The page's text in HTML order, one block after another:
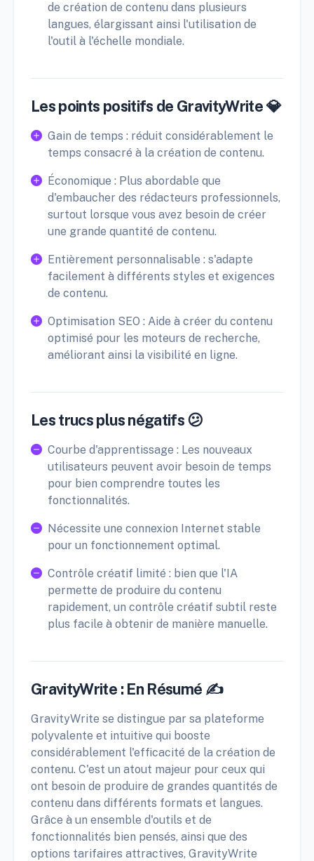
de création de contenu dans plusieurs
langues, élargissant ainsi l'utilisation de
l'outil à l'échelle mondiale.
Les points positifs de GravityWrite 💎
Gain de temps : réduit considérablement le
temps consacré à la création de contenu.
Économique : Plus abordable que
d'embaucher des rédacteurs professionnels,
surtout lorsque vous avez besoin de créer
une grande quantité de contenu.
Entièrement personnalisable : s'adapte
facilement à différents styles et exigences
de contenu.
Optimisation SEO : Aide à créer du contenu
optimisé pour les moteurs de recherche,
améliorant ainsi la visibilité en ligne.
Les trucs plus négatifs 😕
Courbe d'apprentissage : Les nouveaux
utilisateurs peuvent avoir besoin de temps
pour bien comprendre toutes les
fonctionnalités.
Nécessite une connexion Internet stable
pour un fonctionnement optimal.
Contrôle créatif limité : bien que l'IA
permette de produire du contenu
rapidement, un contrôle créatif subtil reste
plus facile à obtenir de manière manuelle.
GravityWrite : En Résumé ✍️
GravityWrite se distingue par sa plateforme
polyvalente et intuitive qui booste
considérablement l'efficacité de la création de
contenu. C'est un atout majeur pour ceux qui
ont besoin de produire de grandes quantités de
contenu dans différents formats et langues.
Grâce à un ensemble d'outils et de
fonctionnalités bien pensés, ainsi que des
options tarifaires attractives, GravityWrite